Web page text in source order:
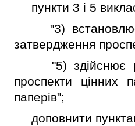
пункти 3 i 5
"3) встановлює
затвердження
"5) здiйснює
проспекти цiнних
паперiв";
доповнити